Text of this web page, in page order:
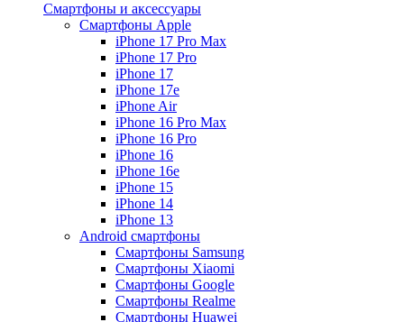
Смартфоны и аксессуары
Смартфоны Apple
iPhone 17 Pro Max
iPhone 17 Pro
iPhone 17
iPhone 17e
iPhone Air
iPhone 16 Pro Max
iPhone 16 Pro
iPhone 16
iPhone 16e
iPhone 15
iPhone 14
iPhone 13
Android cмартфоны
Смартфоны Samsung
Смартфоны Xiaomi
Смартфоны Google
Смартфоны Realme
Смартфоны Huawei